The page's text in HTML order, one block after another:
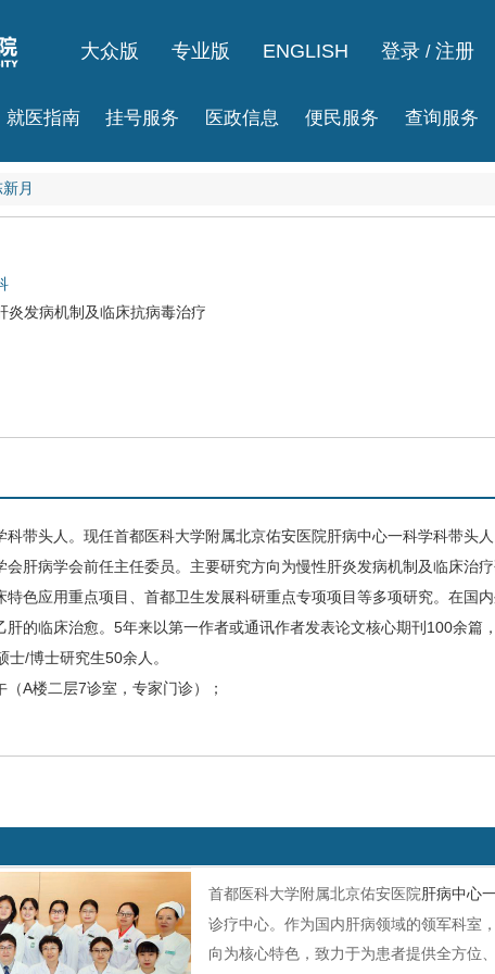
大众版 专业版 ENGLISH 登录 / 注册
就医指南 挂号服务 医政信息 便民服务 查询服务
新月
炎发病机制及临床抗病毒治疗
科带头人。 现任首都医科大学附属北京佑安医院肝病中心一科学科带头人
肝病学会前任主任委员。主要研究方向为慢性肝炎发病机制及临床治
色应用重点项目、首都卫生发展科研重点专项项目等多项研究。在国
的临床治愈。 5年来以第一作者或通讯作者发表论文核心期刊 100余篇，
士/博士研究生50余人。
A楼二层7诊室，专家门诊）；
首都医科大学附属北京佑安医院肝病中心
诊疗中心。作为国内肝病领域的领军科室
向为核心特色，致力于为患者提供全方位